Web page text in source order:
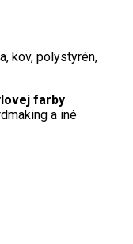
kov, polystyrén,
farby
a iné